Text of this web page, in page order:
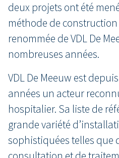
deux projets ont été
méthode de
renommée de VDL De
nombreuses années.
VDL De Meeuw est
années un acteur
hospitalier. Sa liste de
grande variété
sophistiquées telles que